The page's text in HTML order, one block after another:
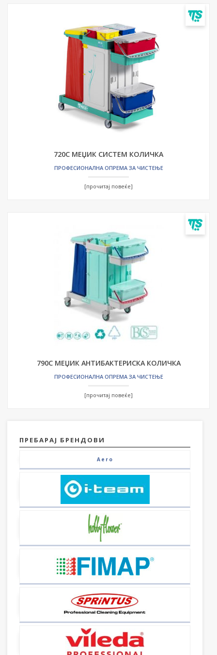
ПРЕБАРАЈ БРЕНДОВИ
Aero
720С МЕЏИК СИСТЕМ КОЛИЧКА
ПРОФЕСИОНАЛНА ОПРЕМА ЗА ЧИСТЕЊЕ
[прочитај повеќе]
790С МЕЏИК АНТИБАКТЕРИСКА КОЛИЧКА
ПРОФЕСИОНАЛНА ОПРЕМА ЗА ЧИСТЕЊЕ
[прочитај повеќе]